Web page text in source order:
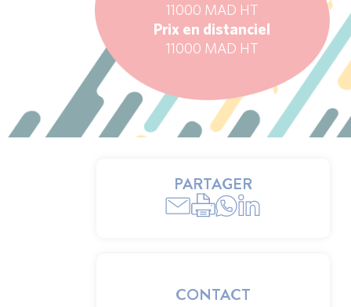
11000 MAD HT
Prix en distanciel
11000 MAD HT
PARTAGER
CONTACT